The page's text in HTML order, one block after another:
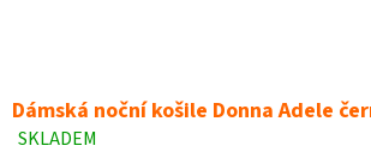
Dámská noční košile Donna Adele
Průměrné
SKLADEM